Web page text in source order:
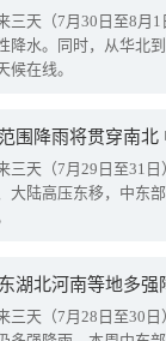
三天（7月30日至8月
降水。同时，从华北
候在线。
围降雨将贯穿南
三天（7月29日至31
大陆高压东移，中东
湖北河南等地多
三天（7月28日至30